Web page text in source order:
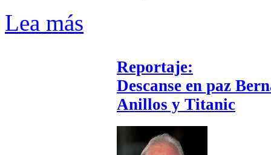
Lea más
Reportaje:
Descanse en paz
Anillos y Titanic